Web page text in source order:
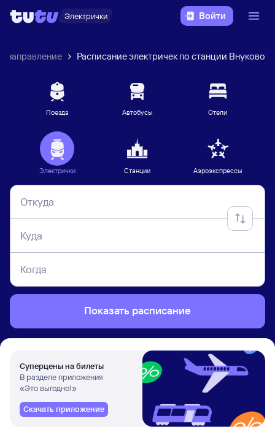
Электрички Войти
направление Расписание электричек по станции Внуково
Поезда Автобусы Отели
Электрички Станции Аэроэкспрессы
Откуда
Куда
Когда
Показать расписание
Суперцены на билеты
В разделе приложения
«Это выгодно!»
Скачать приложение